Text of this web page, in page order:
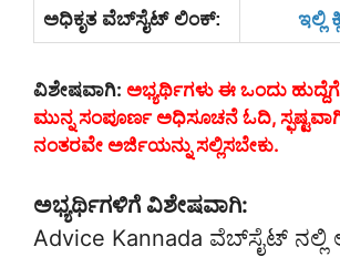
ಅಧಿಕೃತ ವೆಬ್‌ಸೈಟ್‌ ಲಿಂಕ್: ಇಲ್ಲಿ
ವಿಶೇಷವಾಗಿ: ಅಭ್ಯರ್ಥಿಗಳು ಈ ಒಂದು ಹುದ್ದೆಗೆ
ಮುನ್ನ ಸಂಪೂರ್ಣ ಅಧಿಸೂಚನೆ ಓದಿ,
ನಂತರವೇ ಅರ್ಜಿಯನ್ನು ಸಲ್ಲಿಸಬೇಕು.
ಅಭ್ಯರ್ಥಿಗಳಿಗೆ ವಿಶೇಷವಾಗಿ:
Advice Kannada ವೆಬ್‌ಸೈಟ್‌